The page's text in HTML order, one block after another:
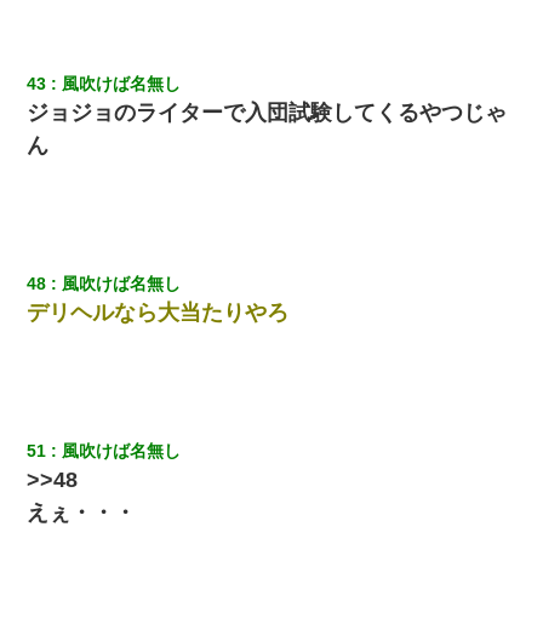
43 風吹けば名無し
ジョジョのライターで入団試験してくるやつじゃ
ん
48 風吹けば名無し
デリヘルなら大当たりやろ
51 風吹けば名無し
>>48
えぇ・・・